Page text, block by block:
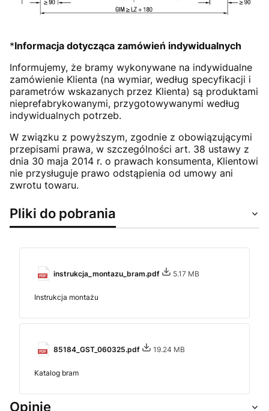
*Informacja dotycząca zamówień indywidualnych
Informujemy, że bramy wykonywane na indywidualne
zamówienie Klienta (na wymiar, według specyfikacji i
parametrów wskazanych przez Klienta) są produktami
nieprefabrykowanymi, przygotowywanymi według
indywidualnych potrzeb.
W związku z powyższym, zgodnie z obowiązującymi
przepisami prawa, w szczególności art. 38 ustawy z
dnia 30 maja 2014 r. o prawach konsumenta, Klientowi
nie przysługuje prawo odstąpienia od umowy ani
zwrotu towaru.
Pliki do pobrania
instrukcja_montazu_bram.pdf 5.17 MB
Instrukcja montażu
85184_GST_060325.pdf 19.24 MB
Katalog bram
Opinie